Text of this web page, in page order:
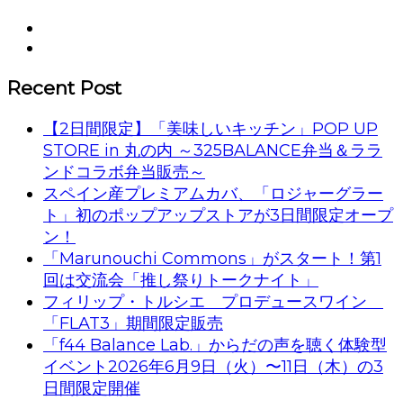
Recent Post
【2日間限定】「美味しいキッチン」POP UP
STORE in 丸の内 ～325BALANCE弁当＆ララ
ンドコラボ弁当販売～
スペイン産プレミアムカバ、「ロジャーグラー
ト」初のポップアップストアが3日間限定オープ
ン！
「Marunouchi Commons」がスタート！第1
回は交流会「推し祭りトークナイト」
フィリップ・トルシエ プロデュースワイン
「FLAT3」期間限定販売
「f44 Balance Lab.」からだの声を聴く体験型
イベント2026年6月9日（火）〜11日（木）の3
日間限定開催